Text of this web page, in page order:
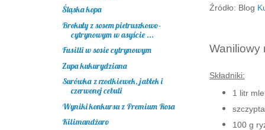
Źródło: Blog
Waniliowy
Składniki:
1 litr
100 g
Śląska kopa
Brokuły z sosem pietruszkowo-
cytrynowym w asyście ...
Fusilli w sosie cytrynowym
Zupa kukurydziana
Surówka z rzodkiewek, jabłek i
czerwonej cebuli
Wyniki konkursu z Premium Rosa
Kilimandżaro